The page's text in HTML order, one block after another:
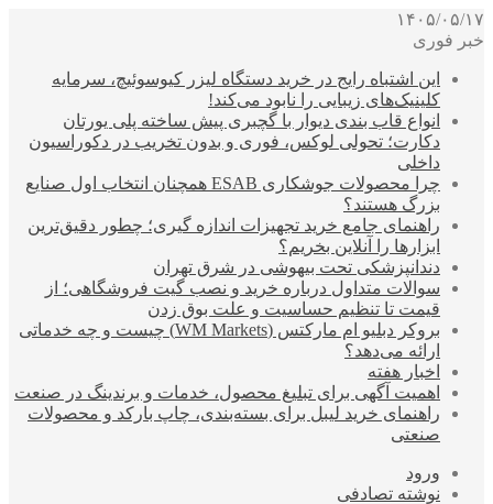
۱۴۰۵/۰۵/۱۷
خبر فوری
این اشتباه رایج در خرید دستگاه لیزر کیوسوئیچ، سرمایه
کلینیک‌های زیبایی را نابود می‌کند!
انواع قاب بندی دیوار با گچبری پیش ساخته پلی یورتان
دکارت؛ تحولی لوکس، فوری و بدون تخریب در دکوراسیون
داخلی
چرا محصولات جوشکاری ESAB همچنان انتخاب اول صنایع
بزرگ هستند؟
راهنمای جامع خرید تجهیزات اندازه گیری؛ چطور دقیق‌ترین
ابزارها را آنلاین بخریم؟
دندانپزشکی تحت بیهوشی در شرق تهران
سوالات متداول درباره خرید و نصب گیت فروشگاهی؛ از
قیمت تا تنظیم حساسیت و علت بوق زدن
بروکر دبلیو ام مارکتس (WM Markets) چیست و چه خدماتی
ارائه می‌دهد؟
اخبار هفته
اهمیت آگهی برای تبلیغ محصول، خدمات و برندینگ در صنعت
راهنمای خرید لیبل برای بسته‌بندی، چاپ بارکد و محصولات
صنعتی
ورود
نوشته تصادفی